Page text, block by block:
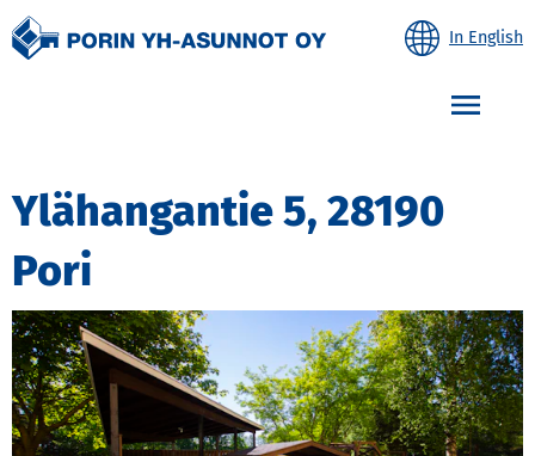
Etusivulle
In English
Ylähangantie 5, 28190
Pori